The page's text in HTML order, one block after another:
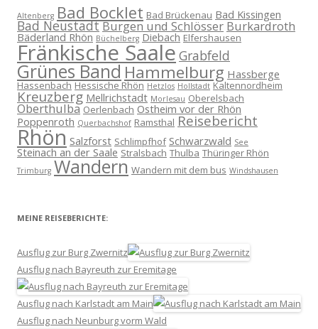
Altenberg Bad Bocklet Bad Brückenau Bad Kissingen
Bad NeustadtBurgen und Schlösser Burkardroth
Bäderland Rhön Büchelberg Diebach Elfershausen
Fränkische Saale Grabfeld
Grünes BandHammelburg Hassberge
Hassenbach Hessische Rhön Hetzlos Hollstadt Kaltennordheim
Kreuzberg Mellrichstadt Morlesau Oberelsbach
Oberthulba Oerlenbach Ostheim vor der Rhön
Poppenroth Querbachshof Ramsthal Reisebericht
Rhön Salzforst Schlimpfhof Schwarzwald See
Steinach an der Saale Stralsbach Thulba Thüringer Rhön
Trimburg Wandern Wandern mit dem bus Windshausen
MEINE REISEBERICHTE:
Ausflug zur Burg Zwernitz
Ausflug nach Bayreuth zur Eremitage
Ausflug nach Karlstadt am Main
Ausflug nach Neunburg vorm Wald